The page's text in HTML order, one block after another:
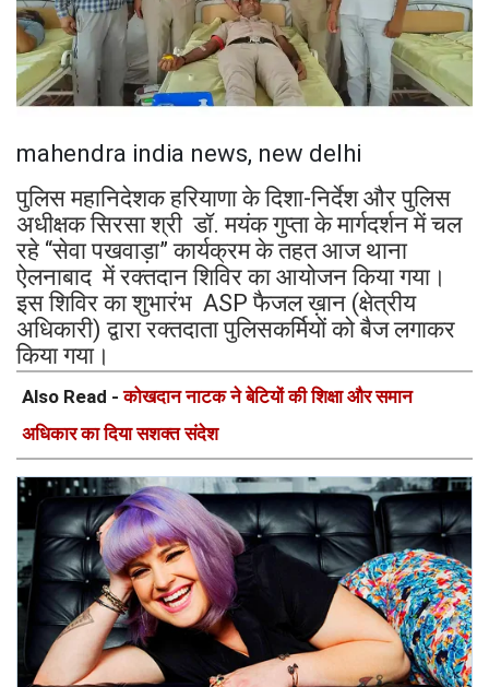
mahendra india news, new delhi
पुलिस महानिदेशक हरियाणा के दिशा-निर्देश और पुलिस
अधीक्षक सिरसा श्री डॉ. मयंक गुप्ता के मार्गदर्शन में चल
रहे “सेवा पखवाड़ा” कार्यक्रम के तहत आज थाना
ऐलनाबाद में रक्तदान शिविर का आयोजन किया गया।
इस शिविर का शुभारंभ ASP फैजल ख़ान (क्षेत्रीय
अधिकारी) द्वारा रक्तदाता पुलिसकर्मियों को बैज लगाकर
किया गया।
Also Read -कोखदान नाटक ने बेटियों की शिक्षा और समान
अधिकार का दिया सशक्त संदेश